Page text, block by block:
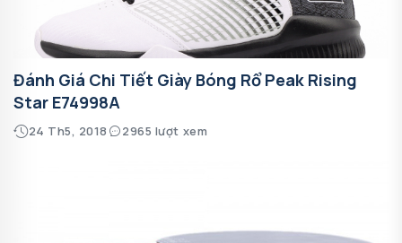
Đánh Giá Chi Tiết Giày Bóng Rổ Peak Rising
Star E74998A
24 Th5, 2018 2965 lượt xem